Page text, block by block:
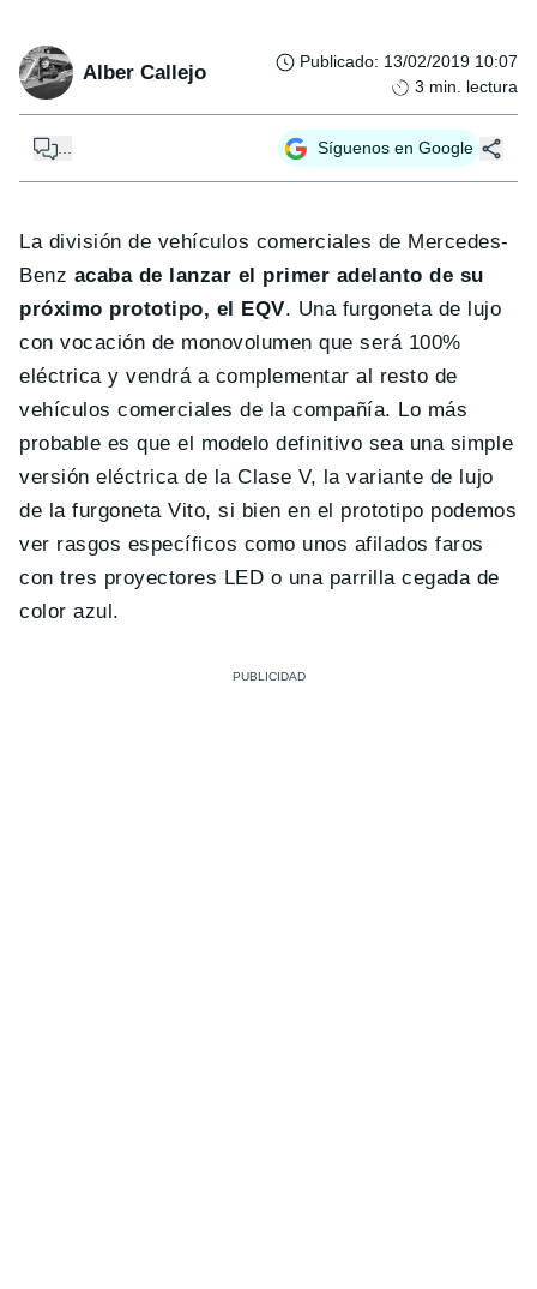
Alber Callejo Publicado: 13/02/2019 10:07
3 min. lectura
Síguenos en Google
La división de vehículos comerciales de Mercedes-
Benz acaba de lanzar el primer adelanto de su
próximo prototipo, el EQV. Una furgoneta de lujo
con vocación de monovolumen que será 100%
eléctrica y vendrá a complementar al resto de
vehículos comerciales de la compañía. Lo más
probable es que el modelo definitivo sea una simple
versión eléctrica de la Clase V, la variante de lujo
de la furgoneta Vito, si bien en el prototipo podemos
ver rasgos específicos como unos afilados faros
con tres proyectores LED o una parrilla cegada de
color azul.